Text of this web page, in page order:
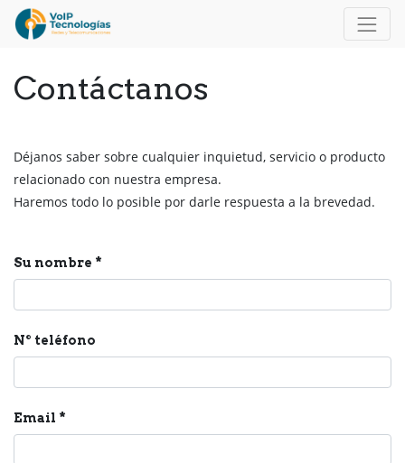
Contáctanos
Déjanos saber sobre cualquier inquietud, servicio o producto
relacionado con nuestra empresa.
Haremos todo lo posible por darle respuesta a la brevedad.
Su nombre
Nº teléfono
Email